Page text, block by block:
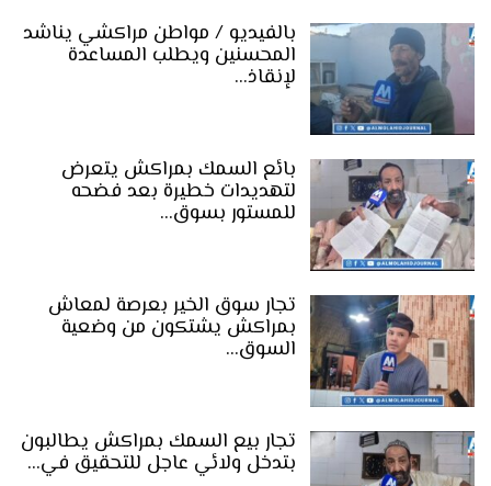
بالفيديو / مواطن مراكشي يناشد
المحسنين ويطلب المساعدة
لإنقاذ…
بائع السمك بمراكش يتعرض
لتهديدات خطيرة بعد فضحه
للمستور بسوق…
تجار سوق الخير بعرصة لمعاش
بمراكش يشتكون من وضعية
السوق…
تجار بيع السمك بمراكش يطالبون
بتدخل ولائي عاجل للتحقيق في…